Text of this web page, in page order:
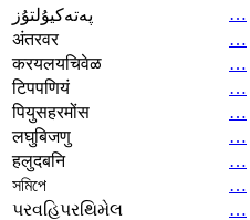
پەتەكيۇلتۇز
…
अंतरवर
…
करयलयचिवेळ
…
टिपपणियं
…
पियुसहरमोंस
…
लघुबिजणु
…
हलुदबनि
…
সমিপে
…
પરવહિપરથિમેલ
…